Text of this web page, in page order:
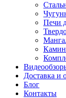
Печи
Доставка и
Блог
Контакты